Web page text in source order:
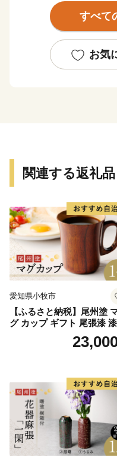
となっており、市街地
な土壌を活かした稲作
すべて
お気
関連する返礼
愛知県小牧市
【ふるさと納税】尾州塗
グ カップ ギフト 尾張漆 漆
漆器 漆器工芸 工芸品 芸術
実用性 抗菌性 美味しく安
ウイルス効果 お取り寄せ
知県 小牧市 送料無料